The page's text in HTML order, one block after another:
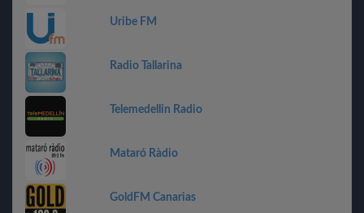
Uribe FM
Radio Tallarina
Telemedellin Radio
Mataró Ràdio
GoldFM Canarias